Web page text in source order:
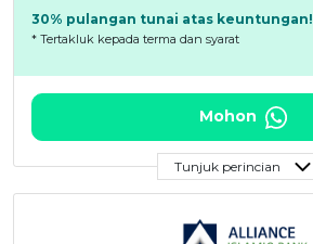
30% pulangan tunai atas keuntungan!
* Tertakluk kepada terma dan syarat
Mohon
Tunjuk perincian